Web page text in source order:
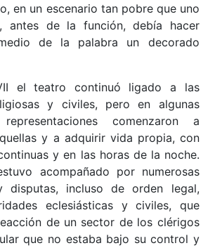
en un escenario tan pobre que uno
antes de la función, debía hacer
de la palabra un decorado
el teatro continuó ligado a las
y civiles, pero en algunas
comenzaron a
y a adquirir vida propia, con
y en las horas de la noche.
acompañado por numerosas
disputas, incluso de orden legal,
eclesiásticas y civiles, que
de un sector de los clérigos
que no estaba bajo su control y